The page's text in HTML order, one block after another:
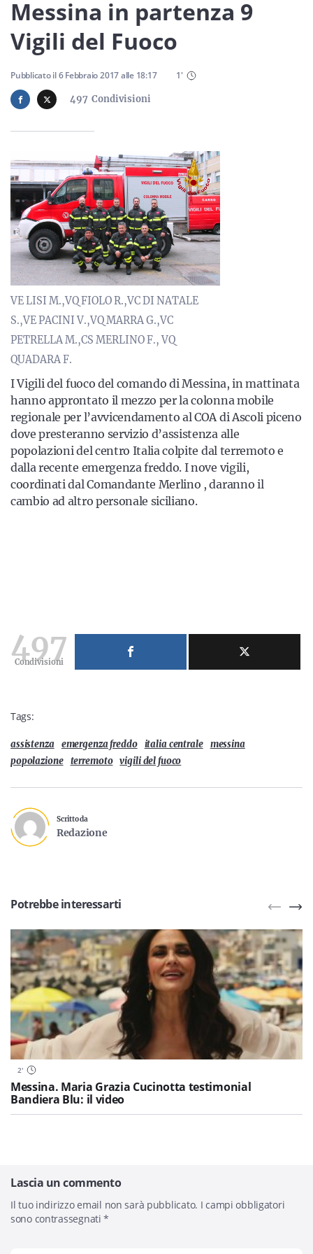
Servizi
Resta sempre aggiornato con le ultime news, iscriviti alla
nostra newsletter
Iscriviti
Messina in partenza 9
Vigili del Fuoco
497 Condivisioni
Pubblicato il6 Febbraio 2017alle 18:17 1'
VE LISI M.,VQ FIOLO R.,VC DI NATALE
S.,VE PACINI V.,VQ MARRA G.,VC
PETRELLA M.,CS MERLINO F., VQ
QUADARA F.
I Vigili del fuoco del comando di Messina, in mattinata
hanno approntato il mezzo per la colonna mobile
regionale per l’avvicendamento al COA di Ascoli piceno
dove presteranno servizio d’assistenza alle
popolazioni del centro Italia colpite dal terremoto e
dalla recente emergenza freddo. I nove vigili,
coordinati dal Comandante Merlino , daranno il
cambio ad altro personale siciliano.
497
Condivisioni
Tags:
assistenza emergenza freddo italia centrale
messina
popolazione
terremoto vigili del fuoco
Scritto da
Redazione
Potrebbe interessarti
2'
Messina. Maria Grazia Cucinotta testimonial
Bandiera Blu: il video
Lascia un commento
Il tuo indirizzo email non sarà pubblicato. I campi obbligatori
sono contrassegnati*